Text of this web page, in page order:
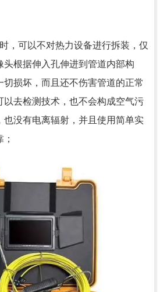
可以不对热力设备进行拆装，仅
头根据伸入孔伸进到管道内部构
损坏，而且还不伤害管道的正常
以去检测技术，也不会构成空气污
也没有电离辐射，并且使用简单实